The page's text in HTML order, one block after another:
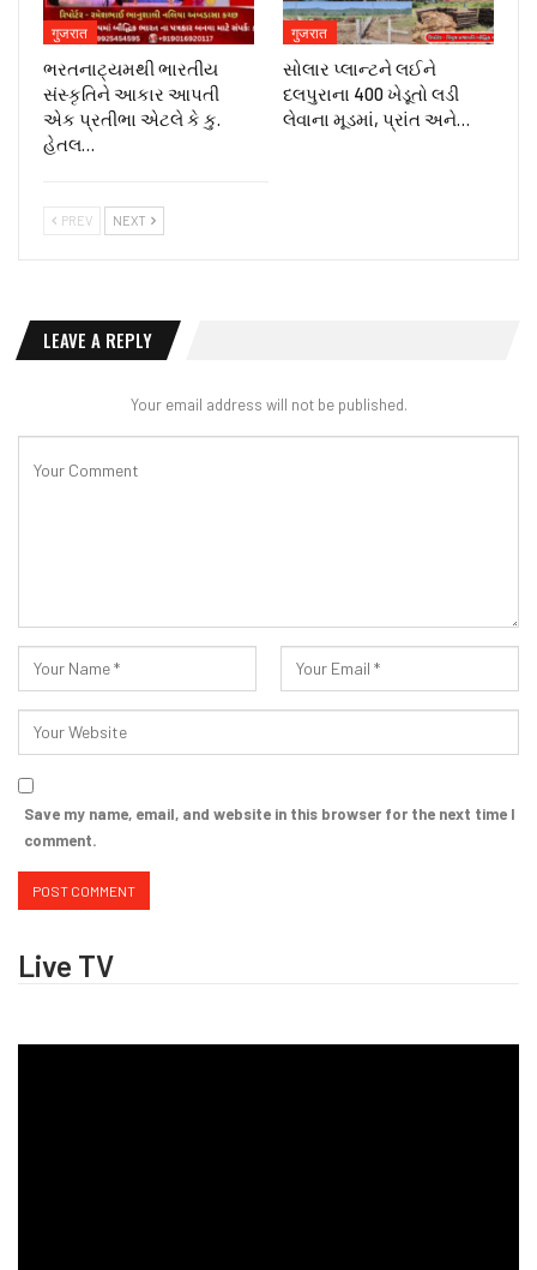
गुजरात
ભરતનાટ્યમથી ભારતીય
સંસ્કૃતિને આકાર આપતી
એક પ્રતીભા એટલે કે‌ કુ.
હેતલ…
गुजरात
સોલાર પ્લાન્ટને લઈને
દલપુરાના 400 ખેડૂતો લડી
લેવાના મૂડમાં, પ્રાંત અને…
PREV NEXT
LEAVE A REPLY
Your email address will not be published.
Save my name, email, and website in this browser for the next time I
comment.
Live TV